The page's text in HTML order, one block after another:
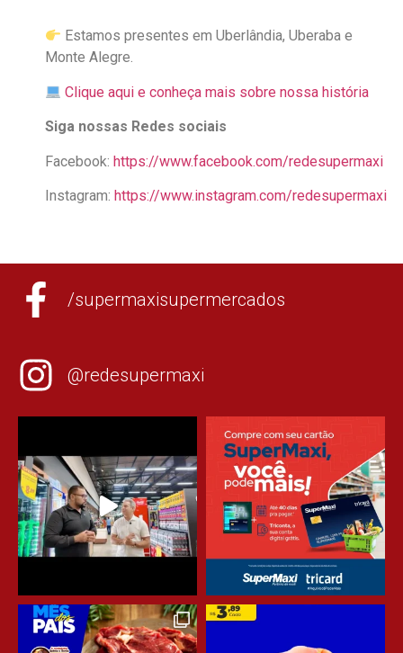
Estamos presentes em Uberlândia, Uberaba e
Monte Alegre.
Clique aqui e conheça mais sobre nossa história
Siga nossas Redes sociais
Facebook: https://www.facebook.com/redesupermaxi
Instagram: https://www.instagram.com/redesupermaxi
/supermaxisupermercados
@redesupermaxi